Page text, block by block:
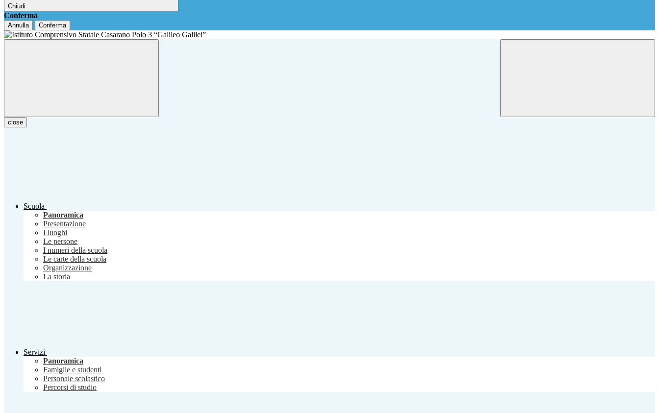
Chiudi
Conferma
Annulla Conferma
close
Scuola
Panoramica
Presentazione
I luoghi
Le persone
I numeri della scuola
Le carte della scuola
Organizzazione
La storia
Servizi
Panoramica
Famiglie e studenti
Personale scolastico
Percorsi di studio